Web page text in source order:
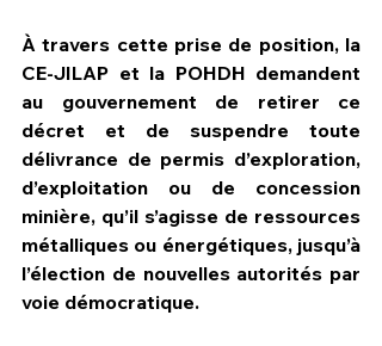
À travers cette prise de position, la
CE-JILAP et la POHDH demandent
au gouvernement de retirer ce
décret et de suspendre toute
délivrance de permis d’exploration,
d’exploitation ou de concession
minière, qu’il s’agisse de ressources
métalliques ou énergétiques, jusqu’à
l’élection de nouvelles autorités par
voie démocratique.